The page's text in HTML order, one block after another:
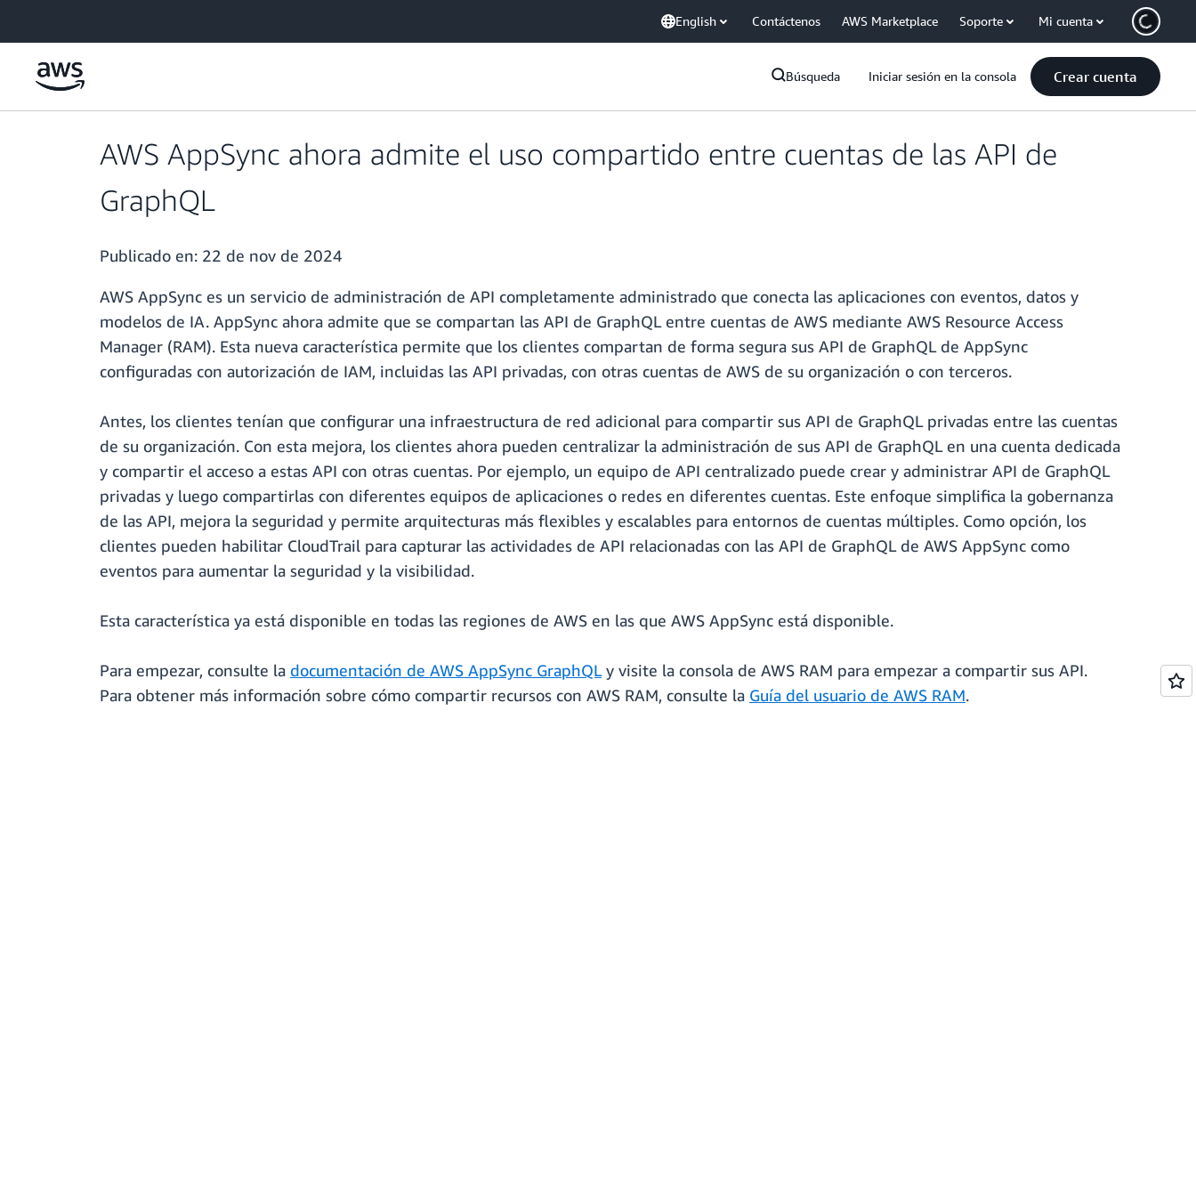
English Contáctenos AWS Marketplace Soporte Mi cuenta
Búsqueda Iniciar sesión en la consola Crear cuenta
AWS AppSync ahora admite el uso compartido entre cuentas de las API de
GraphQL
Publicado en: 22 de nov de 2024
AWS AppSync es un servicio de administración de API completamente administrado que conecta las aplicaciones con eventos, datos y
modelos de IA. AppSync ahora admite que se compartan las API de GraphQL entre cuentas de AWS mediante AWS Resource Access
Manager (RAM). Esta nueva característica permite que los clientes compartan de forma segura sus API de GraphQL de AppSync
configuradas con autorización de IAM, incluidas las API privadas, con otras cuentas de AWS de su organización o con terceros.
Antes, los clientes tenían que configurar una infraestructura de red adicional para compartir sus API de GraphQL privadas entre las cuentas
de su organización. Con esta mejora, los clientes ahora pueden centralizar la administración de sus API de GraphQL en una cuenta dedicada
y compartir el acceso a estas API con otras cuentas. Por ejemplo, un equipo de API centralizado puede crear y administrar API de GraphQL
privadas y luego compartirlas con diferentes equipos de aplicaciones o redes en diferentes cuentas. Este enfoque simplifica la gobernanza
de las API, mejora la seguridad y permite arquitecturas más flexibles y escalables para entornos de cuentas múltiples. Como opción, los
clientes pueden habilitar CloudTrail para capturar las actividades de API relacionadas con las API de GraphQL de AWS AppSync como
eventos para aumentar la seguridad y la visibilidad.
Esta característica ya está disponible en todas las regiones de AWS en las que AWS AppSync está disponible.
Para empezar, consulte la documentación de AWS AppSync GraphQLy visite la consola de AWS RAM para empezar a compartir sus API.
Para obtener más información sobre cómo compartir recursos con AWS RAM, consulte la Guía del usuario de AWS RAM.